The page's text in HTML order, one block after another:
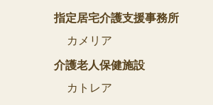
指定居宅介護支援事務所
カメリア
介護老人保健施設
カトレア